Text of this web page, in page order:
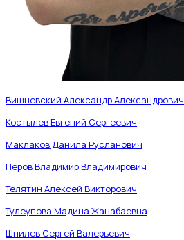
Вишневский Александр Александрович
Костылев Евгений Сергеевич
Маклаков Данила Русланович
Перов Владимир Владимирович
Телятин Алексей Викторович
Тулеупова Мадина Жанабаевна
Шпилев Сергей Валерьевич